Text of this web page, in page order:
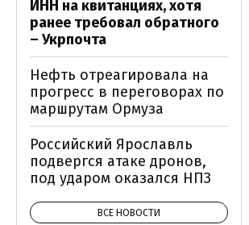
ИНН на квитанциях, хотя
ранее требовал обратного
– Укрпочта
Нефть отреагировала на
прогресс в переговорах по
маршрутам Ормуза
Российский Ярославль
подвергся атаке дронов,
под ударом оказался НПЗ
ВСЕ НОВОСТИ